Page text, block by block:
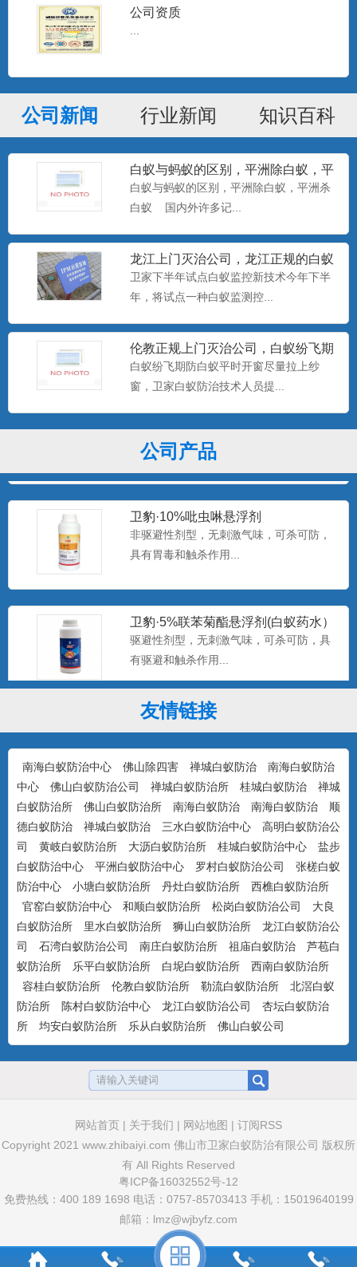
公司资质
公司新闻 行业新闻 知识百科
白蚁与蚂蚁的区别，平洲除白蚁，平
洲杀白蚁
白蚁与蚂蚁的区别，平洲除白蚁，平洲杀
白蚁 国内外许多记...
龙江上门灭治公司，龙江正规的白蚁
防治中心，卫家下半年试点白
卫家下半年试点白蚁监控新技术今年下半
年，将试点一种白蚁监测控...
伦教正规上门灭治公司，白蚁纷飞期
防白蚁平时开窗尽量拉上纱窗
白蚁纷飞期防白蚁平时开窗尽量拉上纱
窗，卫家白蚁防治技术人员提...
公司产品
美国百户泰2.5%联苯菊酯悬浮剂
产品特点：美国富美实公司出品，无刺激
美国百户喜10%联苯菊酯乳油
气味，具有驱避和触杀作用...
有胃毒、触杀作用...
卫豹·10%吡虫啉悬浮剂
非驱避性剂型，无刺激气味，可杀可防，
具有胃毒和触杀作用...
卫豹·5%联苯菊酯悬浮剂(白蚁药水）
驱避性剂型，无刺激气味，可杀可防，具
有驱避和触杀作用...
康宇·白浪15%吡虫啉悬浮剂（白蚁
药）
美国百户泰2.5%联苯菊酯悬浮剂
产品特点：美国富美实公司出品，无刺激
气味，可杀可防，具有驱避...
美国百户喜10%联苯菊酯乳油
产品特点：美国富美实公司出品，有刺激
气味，具有驱避和触杀作用...
卫豹·卫喜2.5%氟虫腈悬浮剂
有胃毒、触杀作用...
卫豹·10%吡虫啉悬浮剂
非驱避性剂型，无刺激气味，可杀可防，
具有胃毒和触杀作用...
卫豹·5%联苯菊酯悬浮剂(白蚁药水）
驱避性剂型，无刺激气味，可杀可防，具
友情链接
南海白蚁防治中心 佛山除四害 禅城白蚁防治
南海白蚁防治
中心
佛山白蚁防治公司 禅城白蚁防治所 桂城白蚁防治
禅城
白蚁防治所
佛山白蚁防治所 南海白蚁防治 南海白蚁防治
顺
德白蚁防治
禅城白蚁防治 三水白蚁防治中心
高明白蚁防治公
司
黄岐白蚁防治所 大沥白蚁防治所 桂城白蚁防治中心
盐步
白蚁防治中心
平洲白蚁防治中心 罗村白蚁防治公司
张槎白蚁
防治中心
小塘白蚁防治所 丹灶白蚁防治所
西樵白蚁防治所
官窑白蚁防治中心
和顺白蚁防治所 松岗白蚁防治公司
大良
白蚁防治所
里水白蚁防治所 狮山白蚁防治所
龙江白蚁防治公
司
石湾白蚁防治公司 南庄白蚁防治所 祖庙白蚁防治
芦苞白
蚁防治所
乐平白蚁防治所 白坭白蚁防治所
西南白蚁防治所
容桂白蚁防治所
伦教白蚁防治所 勒流白蚁防治所
北滘白蚁
防治所
陈村白蚁防治中心 龙江白蚁防治公司
杏坛白蚁防治
所
均安白蚁防治所 乐从白蚁防治所 佛山白蚁公司
网站首页 | 关于我们 | 网站地图 | 订阅RSS
Copyright 2021 www.zhibaiyi.com 佛山市卫家白蚁防治有限公司 版权所
有 All Rights Reserved
粤ICP备16032552号-12
免费热线：400 189 1698 电话：0757-85703413 手机：15019640199
邮箱：lmz@wjbyfz.com